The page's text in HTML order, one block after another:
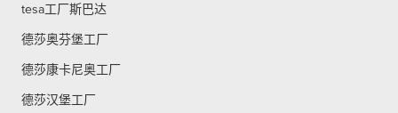
tesa工厂斯巴达
德莎奥芬堡工厂
德莎康卡尼奥工厂
德莎汉堡工厂